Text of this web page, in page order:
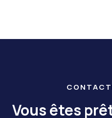
Vous êtes